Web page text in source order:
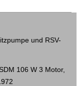
und RSV-
106 W 3 Motor,